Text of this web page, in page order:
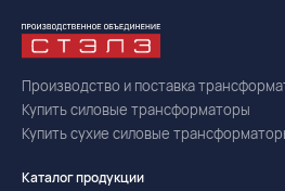
Производство и поставка
Купить силовые трансформаторы
Купить сухие силовые
Каталог продукции